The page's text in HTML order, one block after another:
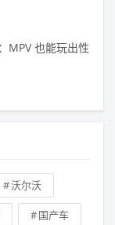
MPV 也能玩出性
沃尔沃
国产车